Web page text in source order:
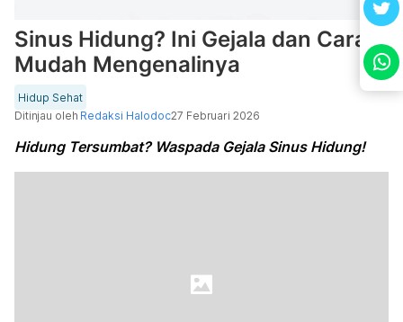
Sinus Hidung? Ini Gejala dan Cara
Mudah Mengenalinya
Hidup Sehat
Ditinjau oleh Redaksi Halodoc27 Februari 2026
Hidung Tersumbat? Waspada Gejala Sinus Hidung!